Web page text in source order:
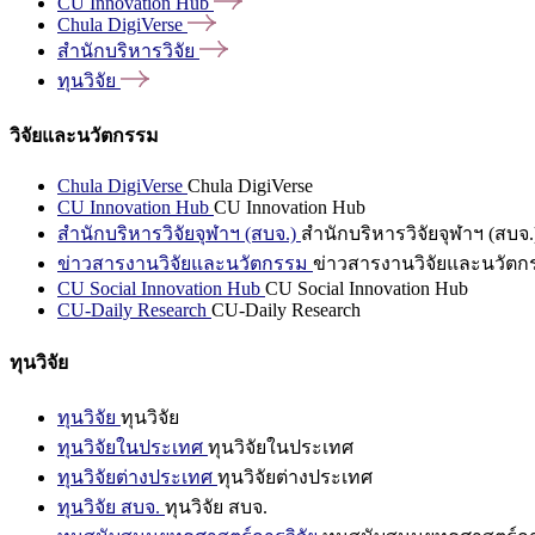
Chula DigiVerse
สำนักบริหารวิจัย
ทุนวิจัย
วิจัยและนวัตกรรม
Chula DigiVerse Chula DigiVerse
CU Innovation Hub CU Innovation Hub
สำนักบริหารวิจัยจุฬาฯ (สบจ.) สำนักบริหารวิจัยจุฬาฯ (สบจ
ข่าวสารงานวิจัยและนวัตกรรม ข่าวสารงานวิจัยและนวัตก
CU Social Innovation Hub CU Social Innovation Hub
CU-Daily Research CU-Daily Research
ทุนวิจัย
ทุนวิจัย ทุนวิจัย
ทุนวิจัยในประเทศ ทุนวิจัยในประเทศ
ทุนวิจัยต่างประเทศ ทุนวิจัยต่างประเทศ
ทุนวิจัย สบจ. ทุนวิจัย สบจ.